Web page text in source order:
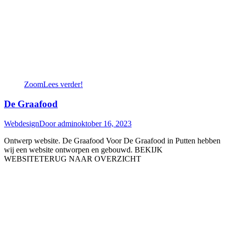
ZoomLees verder!
De Graafood
WebdesignDooradminoktober 16, 2023
Ontwerp website. De Graafood Voor De Graafood in Putten hebben
wij een website ontworpen en gebouwd. BEKIJK
WEBSITETERUG NAAR OVERZICHT